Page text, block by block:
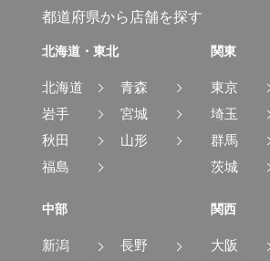
都道府県から店舗を探す
北海道・東北
北海道
青森
岩手
宮城
秋田
山形
福島
関東
東京
埼玉
群馬
茨城
中部
新潟
長野
関西
大阪